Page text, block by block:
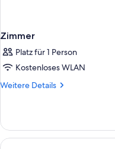
Zimmer
Platz für 1 Person
Kostenloses WLAN
Weitere Details
Weitere